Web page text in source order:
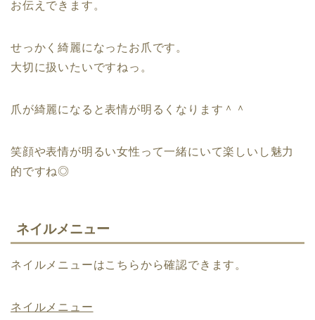
お伝えできます。
せっかく綺麗になったお爪です。
大切に扱いたいですねっ。
爪が綺麗になると表情が明るくなります＾＾
笑顔や表情が明るい女性って一緒にいて楽しいし魅力
的ですね◎
ネイルメニュー
ネイルメニューはこちらから確認できます。
ネイルメニュー